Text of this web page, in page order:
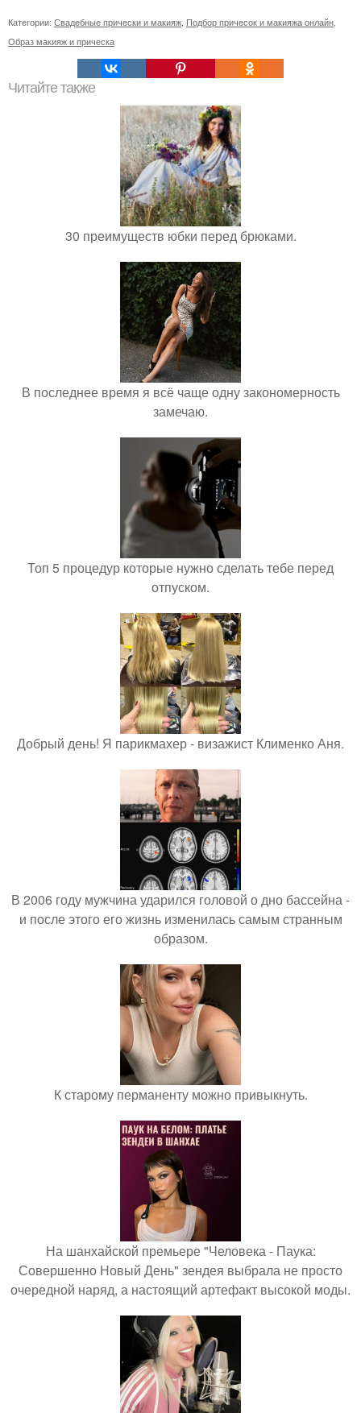
Категории: Свадебные прически и макияж Подбор причесок и макияжа онлайн
Образ макияж и прическа
Читайте также
30 преимуществ юбки перед брюками.
В последнее время я всё чаще одну закономерность
замечаю.
Топ 5 процедур которые нужно сделать тебе перед
отпуском.
Добрый день! Я парикмахер - визажист Клименко Аня.
В 2006 году мужчина ударился головой о дно бассейна -
и после этого его жизнь изменилась самым странным
образом.
К старому перманенту можно привыкнуть.
На шанхайской премьере "Человека - Паука:
Совершенно Новый День" зендея выбрала не просто
очередной наряд, а настоящий артефакт высокой моды.